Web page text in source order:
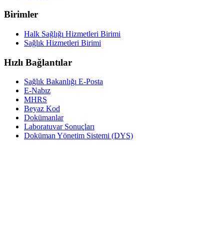
Birimler
Halk Sağlığı Hizmetleri Birimi
Sağlık Hizmetleri Birimi
Hızlı Bağlantılar
Sağlık Bakanlığı E-Posta
E-Nabız
MHRS
Beyaz Kod
Dokümanlar
Laboratuvar Sonuçları
Doküman Yönetim Sistemi (DYS)